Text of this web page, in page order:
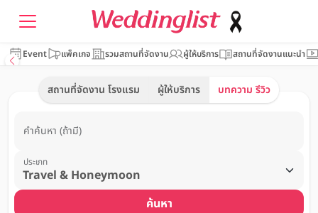
Event แพ็คเกจ รวมสถานที่จัดงาน ผู้ให้บริการ สถานที่จัดงานแนะนำ
สถานที่จัดงาน โรงแรม ผู้ให้บริการ บทความ รีวิว
คำค้นหา (ถ้ามี)
ประเภท
ค้นหา